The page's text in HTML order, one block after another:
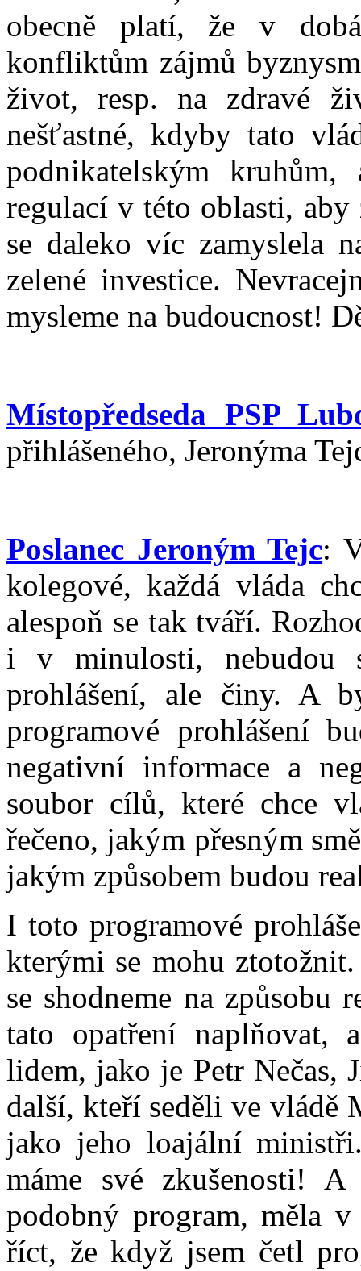
obecně platí, že v
konfliktům zájmů
život, resp. na zdravé
nešťastné, kdyby tato
podnikatelským
regulací v této oblasti, aby
se daleko víc zamyslela
zelené investice.
mysleme na budoucnost!
Místopředseda PSP
přihlášeného, Jeronýma
Poslanec Jeroným Tejc:
kolegové, každá vláda
alespoň se tak tváří.
i v minulosti, nebudou
prohlášení, ale činy. A
programové prohlášení
negativní informace a
soubor cílů, které chce
řečeno, jakým přesným
jakým způsobem budou
I toto programové
kterými se mohu
se shodneme na způsobu
tato opatření naplňovat,
lidem, jako je Petr Nečas,
další, kteří seděli ve vládě
jako jeho loajální
máme své zkušenosti!
podobný program, měla
říct, že když jsem četl